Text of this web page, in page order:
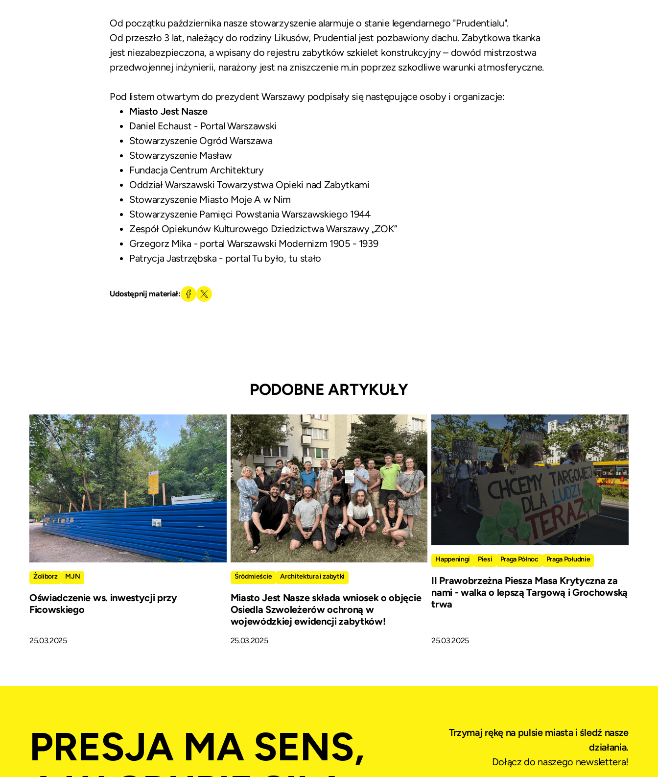
Od początku października nasze stowarzyszenie alarmuje o stanie legendarnego "Prudentialu".
Od przeszło 3 lat, należący do rodziny Likusów, Prudential jest pozbawiony dachu. Zabytkowa tkanka
jest niezabezpieczona, a wpisany do rejestru zabytków szkielet konstrukcyjny – dowód mistrzostwa
przedwojennej inżynierii, narażony jest na zniszczenie m.in poprzez szkodliwe warunki atmosferyczne.
Pod listem otwartym do prezydent Warszawy podpisały się następujące osoby i organizacje:
Miasto Jest Nasze
Daniel Echaust - Portal Warszawski
Stowarzyszenie Ogród Warszawa
Stowarzyszenie Masław
Fundacja Centrum Architektury
Oddział Warszawski Towarzystwa Opieki nad Zabytkami
Stowarzyszenie Miasto Moje A w Nim
Stowarzyszenie Pamięci Powstania Warszawskiego 1944
Zespół Opiekunów Kulturowego Dziedzictwa Warszawy „ZOK”
Grzegorz Mika - portal Warszawski Modernizm 1905 - 1939
Patrycja Jastrzębska - portal Tu było, tu stało
Udostępnij materiał:
PODOBNE ARTYKUŁY
Żoliborz MJN
Oświadczenie ws. inwestycji przy
Ficowskiego
25.03.2025
Śródmieście Architektura i zabytki
Miasto Jest Nasze składa wniosek o objęcie
Osiedla Szwoleżerów ochroną w
wojewódzkiej ewidencji zabytków!
25.03.2025
Happeningi Piesi Praga Północ Praga Południe
II Prawobrzeżna Piesza Masa Krytyczna za
nami - walka o lepszą Targową i Grochowską
trwa
25.03.2025
PRESJA MA SENS,
Trzymaj rękę na pulsie miasta i śledź nasze
działania.
Dołącz do naszego newslettera!